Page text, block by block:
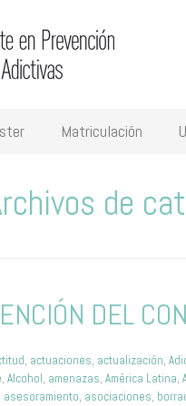
Matriculación
de
DEL
, actuaciones, actualización,
,Alcohol, amenazas,América Latina,
asesoramiento, asociaciones,